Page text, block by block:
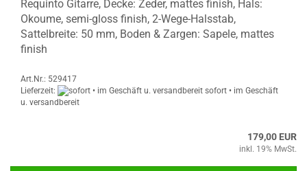
Requinto Gitarre, Decke: Zeder, mattes finish, Hals:
Okoume, semi-gloss finish, 2-Wege-Halsstab,
Sattelbreite: 50 mm, Boden & Zargen: Sapele, mattes
finish
Art.Nr.: 529417
Lieferzeit:
sofort • im Geschäft
u. versandbereit
179,00 EUR
inkl. 19% MwSt.